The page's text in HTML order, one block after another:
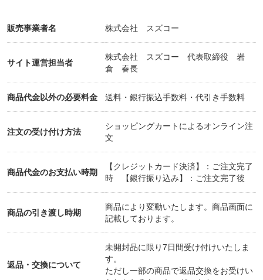
住所は、神奈川県横浜市旭区上川井町686番地
目印は、赤枝病院前です。
車で来られる方は、赤枝病院でナビに入れると、モ
デルハウスの前に来れます。
交通機関ルート
半蔵門線で青葉台駅下車
→バス65系統 若葉台団地行き乗車
が、乗り換えが少なく便利です。
販売事業者名 株式会社 スズコー
サイト運営担当者
株式会社 スズコー 代表取締役 岩
倉 春長
商品代金以外の必要料金 送料・銀行振込手数料・代引き手数料
注文の受け付け方法
ショッピングカートによるオンライン注
文
商品代金のお支払い時期
【クレジットカード決済】：ご注文完了
時 【銀行振り込み】：ご注文完了後
商品の引き渡し時期
商品により変動いたします。商品画面に
記載しております。
返品・交換について
未開封品に限り7日間受け付けいたしま
す。
ただし一部の商品で返品交換をお受けい